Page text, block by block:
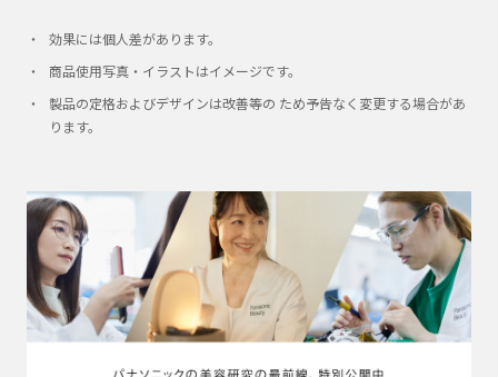
効果には個人差があります。
商品使用写真・イラストはイメージです。
製品の定格およびデザインは改善等の ため予告なく変更する場合があ
ります。